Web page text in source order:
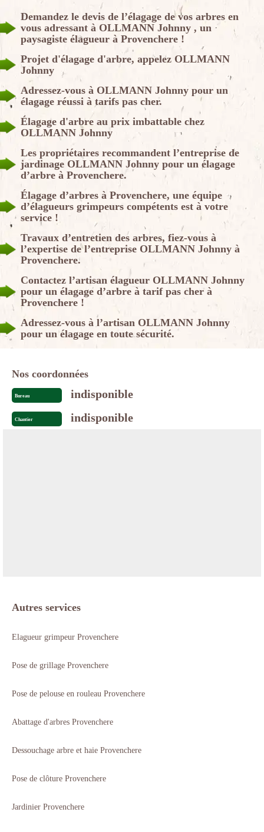
Demandez le devis de l’élagage de vos arbres en
vous adressant à OLLMANN Johnny , un
paysagiste élagueur à Provenchere !
Projet d'élagage d'arbre, appelez OLLMANN
Johnny
Adressez-vous à OLLMANN Johnny pour un
élagage réussi à tarifs pas cher.
Élagage d'arbre au prix imbattable chez
OLLMANN Johnny
Les propriétaires recommandent l’entreprise de
jardinage OLLMANN Johnny pour un élagage
d’arbre à Provenchere.
Élagage d’arbres à Provenchere, une équipe
d’élagueurs grimpeurs compétents est à votre
service !
Travaux d’entretien des arbres, fiez-vous à
l’expertise de l’entreprise OLLMANN Johnny à
Provenchere.
Contactez l’artisan élagueur OLLMANN Johnny
pour un élagage d’arbre à tarif pas cher à
Provenchere !
Adressez-vous à l’artisan OLLMANN Johnny
pour un élagage en toute sécurité.
Nos coordonnées
Bureau indisponible
Chantier indisponible
Autres services
Elagueur grimpeur Provenchere
Pose de grillage Provenchere
Pose de pelouse en rouleau Provenchere
Abattage d'arbres Provenchere
Dessouchage arbre et haie Provenchere
Pose de clôture Provenchere
Jardinier Provenchere